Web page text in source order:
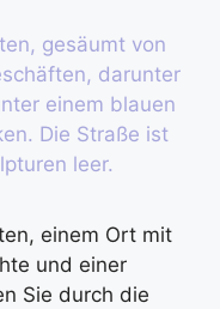
einem Ort mit
und einer
Sie durch die